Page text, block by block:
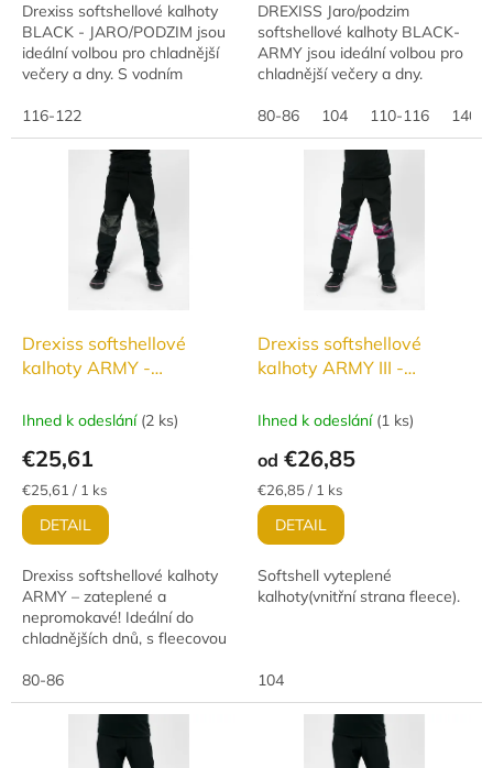
Drexiss softshellové kalhoty
BLACK - JARO/PODZIM jsou
ideální volbou pro chladnější
večery a dny. S vodním
paropropustností 12 000
g/m²/24 h nabízí dokonalou...
116-122
DREXISS Jaro/podzim
softshellové kalhoty BLACK-
ARMY jsou ideální volbou pro
chladnější večery a dny.
pohyb, a díky
nepromokavému,
větruodolnému a...
80-86 104 110-116 140-
Drexiss softshellové
kalhoty ARMY -
Ihned k odeslání (2 ks)
€25,61
Jednotková
cena:
€25,61 / 1 ks
DETAIL
Drexiss softshellové kalhoty
ARMY – zateplené a
nepromokavé! Ideální do
chladnějších dnů, s fleecovou
komfort. Vodní sloupec 10 000
mm a paropropustnost...
80-86
Drexiss softshellové
kalhoty ARMY III -
Ihned k odeslání (1 ks)
od €26,85
Jednotková
cena:
€26,85 / 1 ks
DETAIL
Softshell vyteplené
kalhoty(vnitřní strana fleece).
104